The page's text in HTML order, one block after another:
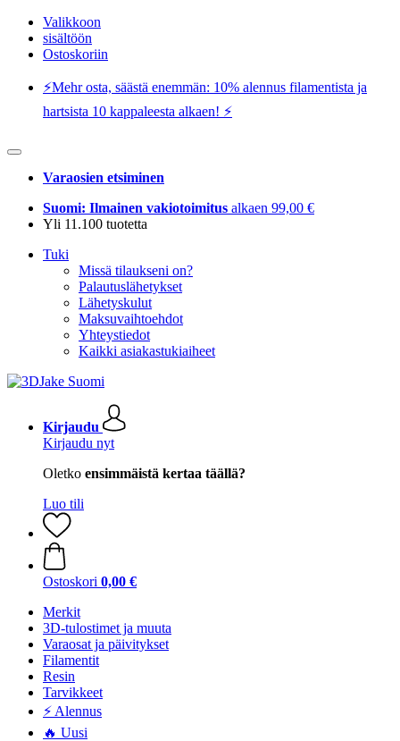
Valikkoon
sisältöön
Ostoskoriin
⚡️Mehr osta, säästä enemmän: 10% alennus filamentista ja
hartsista 10 kappaleesta alkaen! ⚡️
Varaosien etsiminen
Suomi: Ilmainen vakiotoimitus alkaen 99,00 €
Yli 11.100 tuotetta
Tuki
Missä tilaukseni on?
Palautuslähetykset
Lähetyskulut
Maksuvaihtoehdot
Yhteystiedot
Kaikki asiakastukiaiheet
Kirjaudu
Kirjaudu nyt
Oletko ensimmäistä kertaa täällä?
Luo tili
Ostoskori 0,00 €
Merkit
3D-tulostimet ja muuta
Varaosat ja päivitykset
Filamentit
Resin
Tarvikkeet
⚡ Alennus
🔥 Uusi